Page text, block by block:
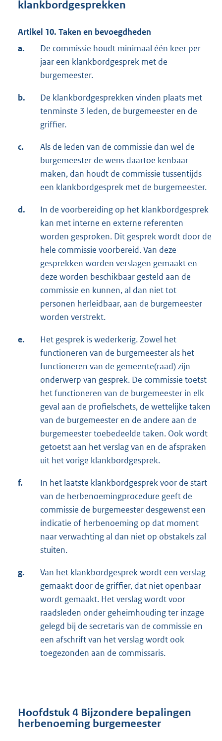
klankbordgesprekken
Artikel 10. Taken en bevoegdheden
a.
De commissie houdt minimaal één keer per
jaar een klankbordgesprek met de
burgemeester.
b.
De klankbordgesprekken vinden plaats met
tenminste 3 leden, de burgemeester en de
griffier.
c.
Als de leden van de commissie dan wel de
burgemeester de wens daartoe kenbaar
maken, dan houdt de commissie tussentijds
een klankbordgesprek met de burgemeester.
d.
In de voorbereiding op het klankbordgesprek
kan met interne en externe referenten
worden gesproken. Dit gesprek wordt door de
hele commissie voorbereid. Van deze
gesprekken worden verslagen gemaakt en
deze worden beschikbaar gesteld aan de
commissie en kunnen, al dan niet tot
personen herleidbaar, aan de burgemeester
worden verstrekt.
e.
Het gesprek is wederkerig. Zowel het
functioneren van de burgemeester als het
functioneren van de gemeente(raad) zijn
onderwerp van gesprek. De commissie toetst
het functioneren van de burgemeester in elk
geval aan de profielschets, de wettelijke taken
van de burgemeester en de andere aan de
burgemeester toebedeelde taken. Ook wordt
getoetst aan het verslag van en de afspraken
uit het vorige klankbordgesprek.
f.
In het laatste klankbordgesprek voor de start
van de herbenoemingprocedure geeft de
commissie de burgemeester desgewenst een
indicatie of herbenoeming op dat moment
naar verwachting al dan niet op obstakels zal
stuiten.
g.
Van het klankbordgesprek wordt een verslag
gemaakt door de griffier, dat niet openbaar
wordt gemaakt. Het verslag wordt voor
raadsleden onder geheimhouding ter inzage
gelegd bij de secretaris van de commissie en
een afschrift van het verslag wordt ook
toegezonden aan de commissaris.
Hoofdstuk 4 Bijzondere bepalingen
herbenoeming burgemeester